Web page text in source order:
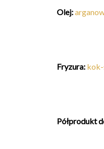
Olej:
Fryzura:
Półprodukt